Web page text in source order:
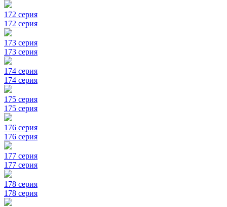
172 серия
172 серия
173 серия
173 серия
174 серия
174 серия
175 серия
175 серия
176 серия
176 серия
177 серия
177 серия
178 серия
178 серия